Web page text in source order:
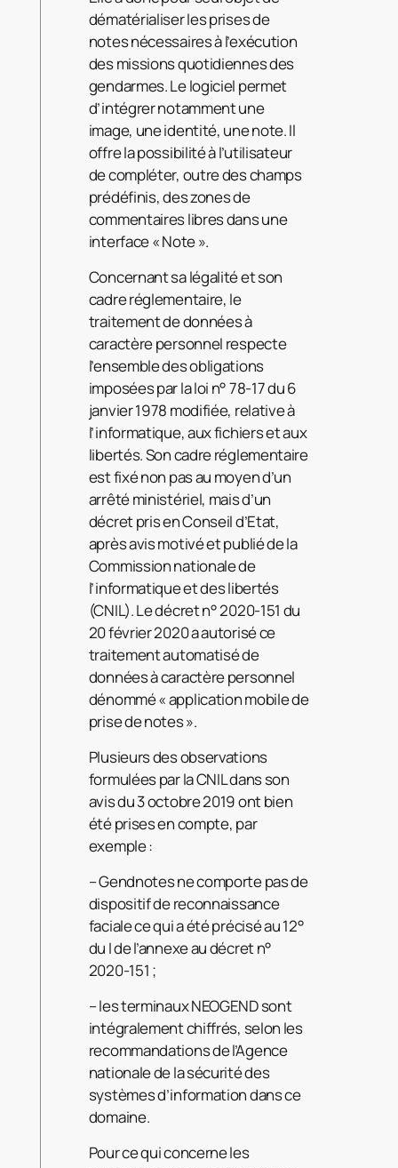
dématérialiser les prises de
notes nécessaires à l’exécution
des missions quotidiennes des
gendarmes. Le logiciel permet
d’intégrer notamment une
image, une identité, une note. Il
offre la possibilité à l’utilisateur
de compléter, outre des champs
prédéfinis, des zones de
commentaires libres dans une
interface « Note ».
Concernant sa légalité et son
cadre réglementaire, le
traitement de données à
caractère personnel respecte
l’ensemble des obligations
imposées par la loi n° 78-17 du 6
janvier 1978 modifiée, relative à
l’informatique, aux fichiers et aux
libertés. Son cadre réglementaire
est fixé non pas au moyen d’un
arrêté ministériel, mais d’un
décret pris en Conseil d’Etat,
après avis motivé et publié de la
Commission nationale de
l’informatique et des libertés
(CNIL). Le décret n° 2020-151 du
20 février 2020 a autorisé ce
traitement automatisé de
données à caractère personnel
dénommé « application mobile de
prise de notes ».
Plusieurs des observations
formulées par la CNIL dans son
avis du 3 octobre 2019 ont bien
été prises en compte, par
exemple :
– Gendnotes ne comporte pas de
dispositif de reconnaissance
faciale ce qui a été précisé au 12°
du I de l’annexe au décret n°
2020-151 ;
– les terminaux NEOGEND sont
intégralement chiffrés, selon les
recommandations de l’Agence
nationale de la sécurité des
systèmes d’information dans ce
domaine.
Pour ce qui concerne les